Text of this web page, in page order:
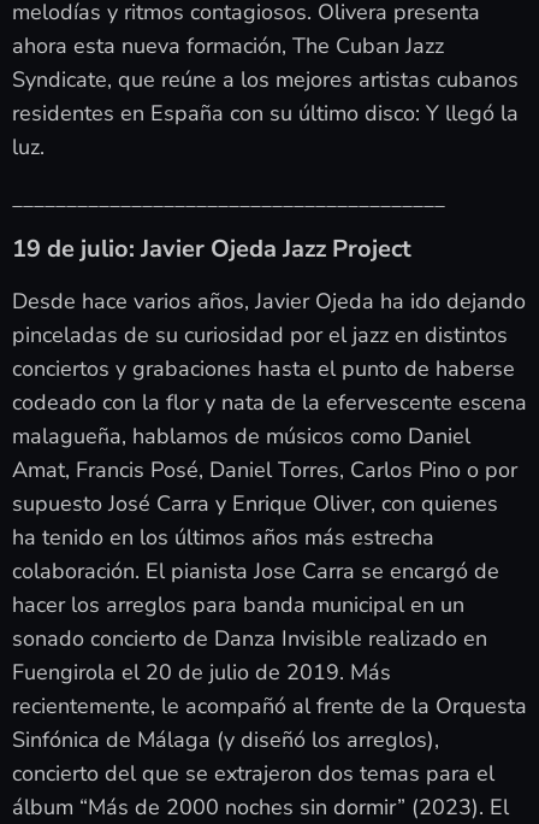
melodías y ritmos contagiosos. Olivera presenta
ahora esta nueva formación, The Cuban Jazz
Syndicate, que reúne a los mejores artistas cubanos
residentes en España con su último disco: Y llegó la
luz.
19 de julio: Javier Ojeda Jazz Project
Desde hace varios años, Javier Ojeda ha ido dejando
pinceladas de su curiosidad por el jazz en distintos
conciertos y grabaciones hasta el punto de haberse
codeado con la flor y nata de la efervescente escena
malagueña, hablamos de músicos como Daniel
Amat, Francis Posé, Daniel Torres, Carlos Pino o por
supuesto José Carra y Enrique Oliver, con quienes
ha tenido en los últimos años más estrecha
colaboración. El pianista Jose Carra se encargó de
hacer los arreglos para banda municipal en un
sonado concierto de Danza Invisible realizado en
Fuengirola el 20 de julio de 2019. Más
recientemente, le acompañó al frente de la Orquesta
Sinfónica de Málaga (y diseñó los arreglos),
concierto del que se extrajeron dos temas para el
álbum “Más de 2000 noches sin dormir” (2023). El